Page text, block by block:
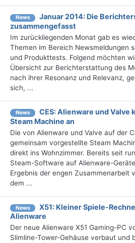
News
Januar 2014: Die
zusammengefasst
Im zurückliegenden Monat gab es
Themen im Bereich Newsmeldungen
und Produkttests. Folgend möchten
Übersicht zur Berichterstattung des
nach ihrer Resonanz und Relevanz,
sich, ...
News
CES: Alienware und Valve
Steam Machine an
Die von Alienware und Valve auf der
gemeinsam vorgestellte Steam
direkt ins Wohnzimmer. Bereits seit
Steam-Software auf Alienware-
Ergebnis der engen Zusammenarbeit
dem ...
News
X51: Kleiner Spiele-
Alienware
Der neue Alienware X51 Gaming-PC
Slimline-Tower-Gehäuse verbaut und